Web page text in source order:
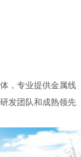
，专业提供金属线
发团队和成熟领先